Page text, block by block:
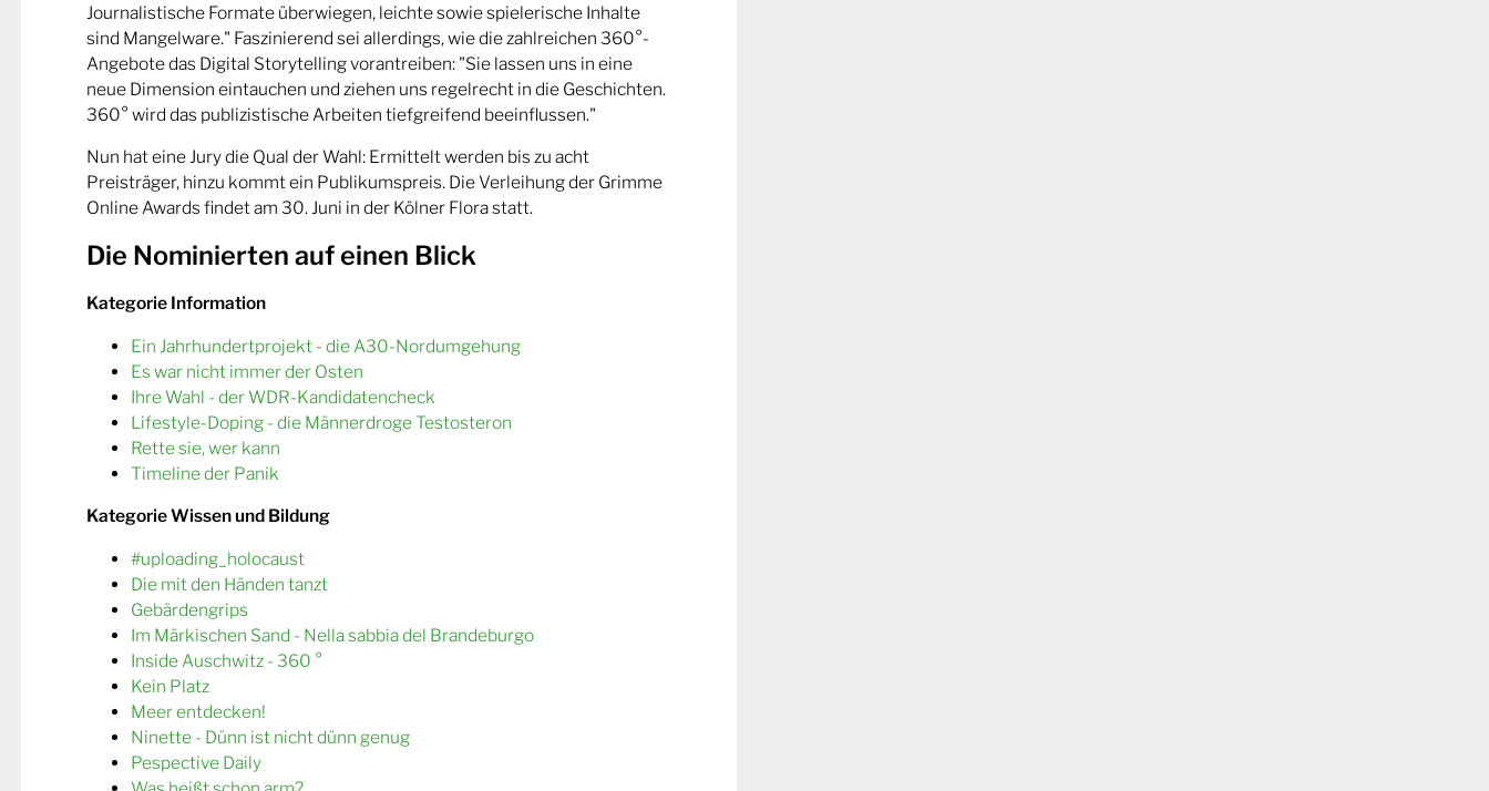
Journalistische Formate überwiegen, leichte sowie spielerische Inhalte
sind Mangelware." Faszinierend sei allerdings, wie die zahlreichen 360°-
Angebote das Digital Storytelling vorantreiben: "Sie lassen uns in eine
neue Dimension eintauchen und ziehen uns regelrecht in die Geschichten.
360° wird das publizistische Arbeiten tiefgreifend beeinflussen."
Nun hat eine Jury die Qual der Wahl: Ermittelt werden bis zu acht
Preisträger, hinzu kommt ein Publikumspreis. Die Verleihung der Grimme
Online Awards findet am 30. Juni in der Kölner Flora statt.
Die Nominierten auf einen Blick
Kategorie Information
Ein Jahrhundertprojekt - die A30-Nordumgehung
Es war nicht immer der Osten
Ihre Wahl - der WDR-Kandidatencheck
Lifestyle-Doping - die Männerdroge Testosteron
Rette sie, wer kann
Timeline der Panik
Kategorie Wissen und Bildung
#uploading_holocaust
Die mit den Händen tanzt
Gebärdengrips
Im Märkischen Sand - Nella sabbia del Brandeburgo
Inside Auschwitz - 360 °
Kein Platz
Meer entdecken!
Ninette - Dünn ist nicht dünn genug
Pespective Daily